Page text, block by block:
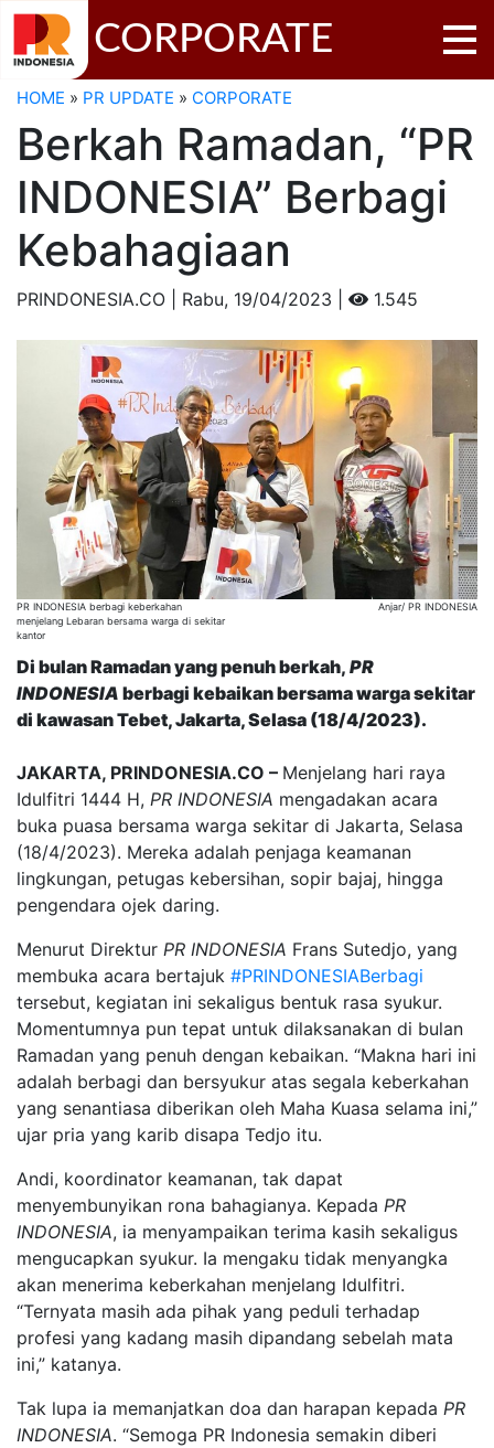
CORPORATE
HOME » PR UPDATE » CORPORATE
Berkah Ramadan, “PR
INDONESIA” Berbagi
Kebahagiaan
PRINDONESIA.CO | Rabu, 19/04/2023 | 1.545
PR INDONESIA berbagi keberkahan
menjelang Lebaran bersama warga di sekitar
kantor
Anjar/ PR INDONESIA
Di bulan Ramadan yang penuh berkah, PR
INDONESIA berbagi kebaikan bersama warga sekitar
di kawasan Tebet, Jakarta, Selasa (18/4/2023).
JAKARTA, PRINDONESIA.CO – Menjelang hari raya
Idulfitri 1444 H, PR INDONESIA mengadakan acara
buka puasa bersama warga sekitar di Jakarta, Selasa
(18/4/2023). Mereka adalah penjaga keamanan
lingkungan, petugas kebersihan, sopir bajaj, hingga
pengendara ojek daring.
Menurut Direktur PR INDONESIA Frans Sutedjo, yang
membuka acara bertajuk #PRINDONESIABerbagi
tersebut, kegiatan ini sekaligus bentuk rasa syukur.
Momentumnya pun tepat untuk dilaksanakan di bulan
Ramadan yang penuh dengan kebaikan. “Makna hari ini
adalah berbagi dan bersyukur atas segala keberkahan
yang senantiasa diberikan oleh Maha Kuasa selama ini,”
ujar pria yang karib disapa Tedjo itu.
Andi, koordinator keamanan, tak dapat
menyembunyikan rona bahagianya. Kepada PR
INDONESIA, ia menyampaikan terima kasih sekaligus
mengucapkan syukur. Ia mengaku tidak menyangka
akan menerima keberkahan menjelang Idulfitri.
“Ternyata masih ada pihak yang peduli terhadap
profesi yang kadang masih dipandang sebelah mata
ini,” katanya.
Tak lupa ia memanjatkan doa dan harapan kepada PR
INDONESIA. “Semoga PR Indonesia semakin diberi